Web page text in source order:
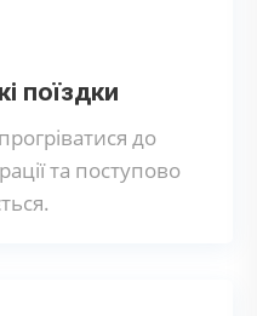
поїздки
до
та поступово